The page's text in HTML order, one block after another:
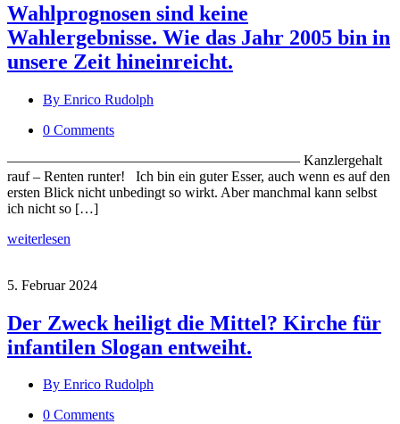
Wahlprognosen sind keine
Wahlergebnisse. Wie das Jahr 2005 bin in
unsere Zeit hineinreicht.
By Enrico Rudolph
0 Comments
————————————————————– Kanzlergehalt
rauf – Renten runter! Ich bin ein guter Esser, auch wenn es auf den
ersten Blick nicht unbedingt so wirkt. Aber manchmal kann selbst
ich nicht so […]
weiterlesen
5. Februar 2024
Der Zweck heiligt die Mittel? Kirche für
infantilen Slogan entweiht.
By Enrico Rudolph
0 Comments